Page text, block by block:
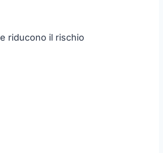
e riducono il rischio